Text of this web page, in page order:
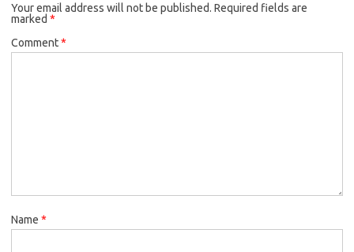
Your email address will not be published. Required fields are
marked *
Comment*
Name *